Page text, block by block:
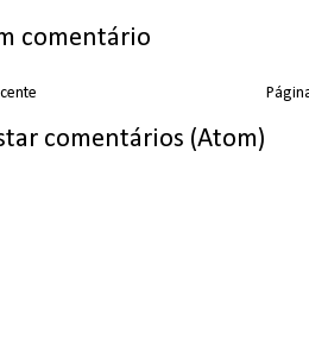
comentário
comentários (Atom)